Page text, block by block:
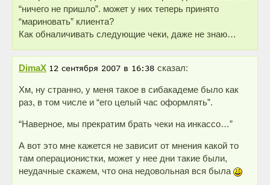
“ничего не пришло”. может у них теперь принято
“мариновать” клиента?
Как обналичивать следующие чеки, даже не знаю…
DimaX сказал:
Хм, ну странно, у меня такое в сибакадеме было как
раз, в том числе и “его целый час оформлять”.
“Наверное, мы прекратим брать чеки на инкассо…”
А вот это мне кажется не зависит от мнения какой то
там операционистки, может у нее дни такие были,
неудачные скажем, что она недовольная вся была